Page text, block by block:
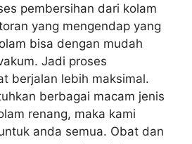
pembersihan dari kolam
yang mengendap yang
bisa dengan mudah
Jadi proses
berjalan lebih maksimal.
berbagai macam jenis
renang, maka kami
anda semua. Obat dan